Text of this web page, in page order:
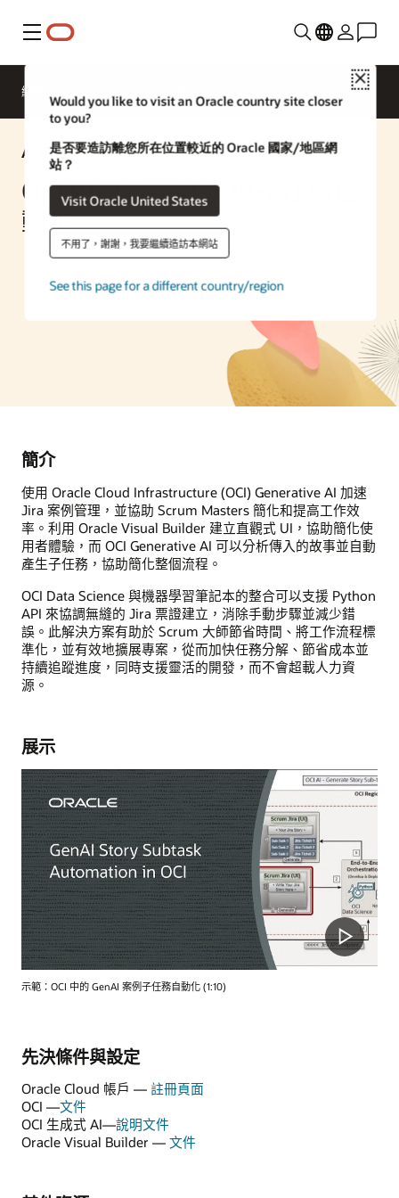
功能表
Close
Would you like to visit an Oracle country site closer
to you?
是否要造訪離您所在位置較近的 Oracle 國家/地區網
站？
Visit Oracle United States
不用了，謝謝，我要繼續造訪本網站
See this page for a different country/region
總覽
AI 解決方案
OCI 中的 GenAI 情境子任務自
動化
簡介
使用 Oracle Cloud Infrastructure (OCI) Generative AI 加速
Jira 案例管理，並協助 Scrum Masters 簡化和提高工作效
率。利用 Oracle Visual Builder 建立直觀式 UI，協助簡化使
用者體驗，而 OCI Generative AI 可以分析傳入的故事並自動
產生子任務，協助簡化整個流程。
OCI Data Science 與機器學習筆記本的整合可以支援 Python
API 來協調無縫的 Jira 票證建立，消除手動步驟並減少錯
誤。此解決方案有助於 Scrum 大師節省時間、將工作流程標
準化，並有效地擴展專案，從而加快任務分解、節省成本並
持續追蹤進度，同時支援靈活的開發，而不會超載人力資
源。
展示
示範：OCI 中的 GenAI 案例子任務自動化 (1:10)
先決條件與設定
Oracle Cloud 帳戶 — 註冊頁面
OCI —文件
OCI 生成式 AI—說明文件
Oracle Visual Builder — 文件